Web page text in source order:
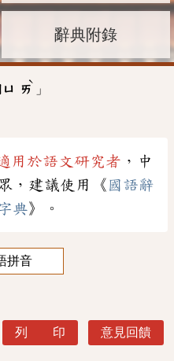
辭典附錄
ㄩ ㄞ
ˋ
」
用於語文研究者 ，中
，建議使用《 國語辭
典》。
拼音
列 印 意見回饋